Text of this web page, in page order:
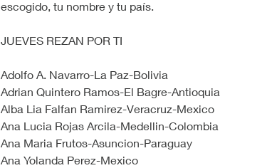
escogido, tu nombre y tu país.
JUEVES REZAN POR TI
Adolfo A. Navarro-La Paz-Bolivia
Adrian Quintero Ramos-El Bagre-Antioquia
Alba Lia Falfan Ramirez-Veracruz-Mexico
Ana Lucia Rojas Arcila-Medellin-Colombia
Ana Maria Frutos-Asuncion-Paraguay
Ana Yolanda Perez-Mexico